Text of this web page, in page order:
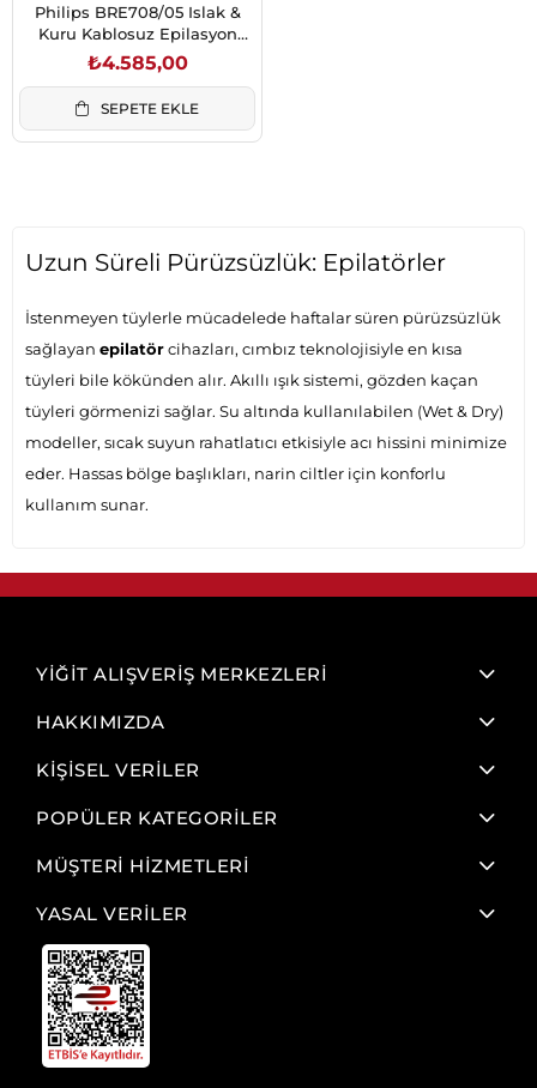
Philips BRE708/05 Islak &
Kuru Kablosuz Epilasyon
Aleti
₺4.585,00
SEPETE EKLE
Uzun Süreli Pürüzsüzlük: Epilatörler
İstenmeyen tüylerle mücadelede haftalar süren pürüzsüzlük
sağlayan epilatörcihazları, cımbız teknolojisiyle en kısa
tüyleri bile kökünden alır. Akıllı ışık sistemi, gözden kaçan
tüyleri görmenizi sağlar. Su altında kullanılabilen (Wet & Dry)
modeller, sıcak suyun rahatlatıcı etkisiyle acı hissini minimize
eder. Hassas bölge başlıkları, narin ciltler için konforlu
kullanım sunar.
YİĞİT ALIŞVERİŞ MERKEZLERİ
HAKKIMIZDA
KİŞİSEL VERİLER
POPÜLER KATEGORİLER
MÜŞTERİ HİZMETLERİ
YASAL VERİLER